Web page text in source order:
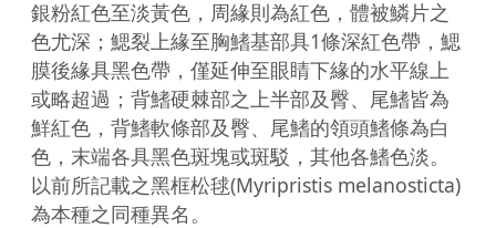
銀粉紅色至淡黃色，周緣則為紅色，體被鱗片之
色尤深；鰓裂上緣至胸鰭基部具1條深紅色帶，鰓
膜後緣具黑色帶，僅延伸至眼睛下緣的水平線上
或略超過；背鰭硬棘部之上半部及臀、尾鰭皆為
鮮紅色，背鰭軟條部及臀、尾鰭的領頭鰭條為白
色，末端各具黑色斑塊或斑駁，其他各鰭色淡。
以前所記載之黑框松毬(Myripristis melanosticta)
為本種之同種異名。